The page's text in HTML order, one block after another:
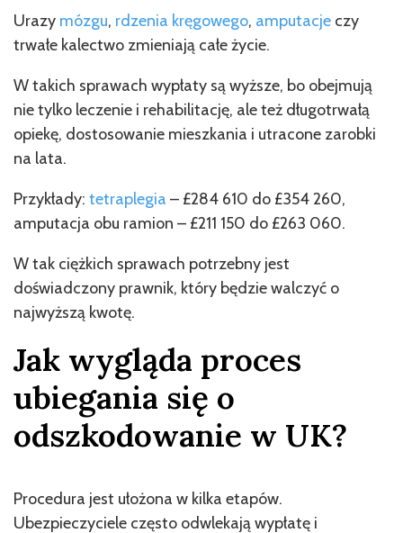
Urazy mózgu, rdzenia kręgowego, amputacje czy
trwałe kalectwo zmieniają całe życie.
W takich sprawach wypłaty są wyższe, bo obejmują
nie tylko leczenie i rehabilitację, ale też długotrwałą
opiekę, dostosowanie mieszkania i utracone zarobki
na lata.
Przykłady: tetraplegia – £284 610 do £354 260,
amputacja obu ramion – £211 150 do £263 060.
W tak ciężkich sprawach potrzebny jest
doświadczony prawnik, który będzie walczyć o
najwyższą kwotę.
Jak wygląda proces
ubiegania się o
odszkodowanie w UK?
Procedura jest ułożona w kilka etapów.
Ubezpieczyciele często odwlekają wypłatę i